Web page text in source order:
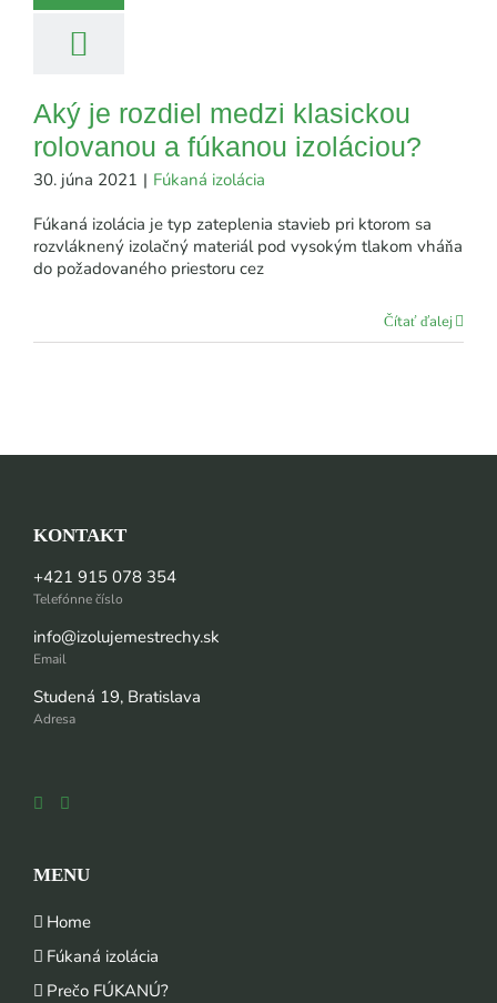
Aký je rozdiel medzi klasickou
rolovanou a fúkanou izoláciou?
30. júna 2021 | Fúkaná izolácia
Fúkaná izolácia je typ zateplenia stavieb pri ktorom sa
rozvláknený izolačný materiál pod vysokým tlakom vháňa
do požadovaného priestoru cez
Čítať ďalej
KONTAKT
+421 915 078 354
Telefónne číslo
info@izolujemestrechy.sk
Email
Studená 19, Bratislava
Adresa
MENU
Home
Fúkaná izolácia
Prečo FÚKANÚ?